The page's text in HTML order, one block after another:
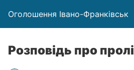
Оголошення Івано-Франківськ
Розповідь про